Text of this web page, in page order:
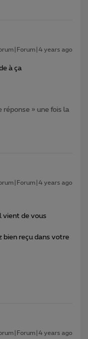
years ago
à ça
réponse » une fois la
years ago
vient de vous
bien reçu dans votre
years ago